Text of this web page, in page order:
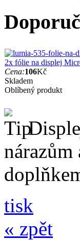
2x fólie na displej
Cena:106Kč
Skladem
Oblíbený produkt
tisk
« zpět